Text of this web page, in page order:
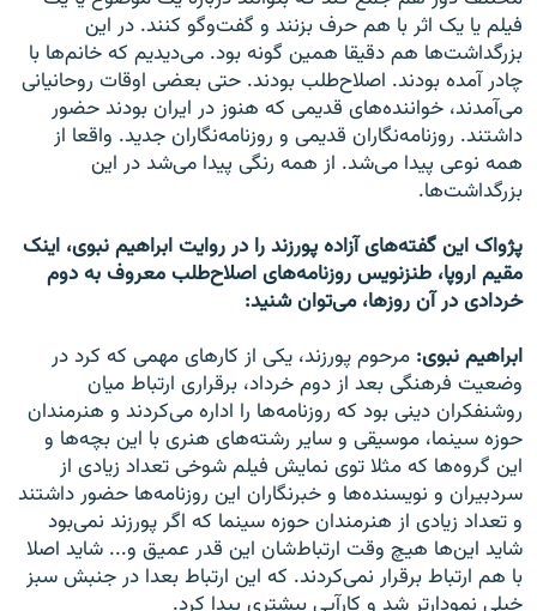
فیلم یا یک اثر با هم حرف بزنند و گفت‌و‌گو کنند. در این
بزرگداشت‌ها هم دقیقا همین گونه بود. می‌دیدیم که خانم‌ها با
چادر آمده بودند. اصلاح‌طلب بودند. حتی بعضی اوقات روحانیانی
می‌آمدند، خواننده‌های قدیمی که هنوز در ایران بودند حضور
داشتند. روزنامه‌نگاران قدیمی و روزنامه‌نگاران جدید. واقعا از
همه نوعی پیدا می‌شد. از همه رنگی پیدا می‌شد در این
بزرگداشت‌ها.
پژواک این گفته‌های آزاده پورزند را در روایت ابراهیم نبوی، اینک
مقیم اروپا، طنزنویس روزنامه‌های اصلاح‌طلب معروف به دوم
خردادی در آن روز‌ها، می‌توان شنید:‌
ابراهیم نبوی: مرحوم پورزند، یکی از کارهای مهمی که کرد در
وضعیت فرهنگی بعد از دوم خرداد، برقراری ارتباط میان
روشنفکران دینی بود که روزنامه‌ها را اداره می‌کردند و هنرمندان
حوزه سینما، موسیقی و سایر رشته‌های هنری با این بچه‌ها و
این گروه‌ها که مثلا توی نمایش فیلم شوخی تعداد زیادی از
سردبیران و نویسنده‌ها و خبرنگاران این روزنامه‌ها حضور داشتند
و تعداد زیادی از هنرمندان حوزه سینما که اگر پورزند نمی‌بود
شاید این‌ها هیچ وقت ارتباط‌شان این قدر عمیق و... شاید اصلا
با هم ارتباط برقرار نمی‌کردند. که این ارتباط بعدا در جنبش سبز